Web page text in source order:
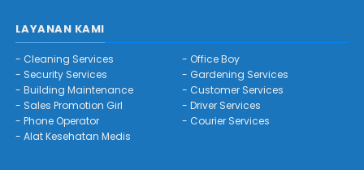
LAYANAN KAMI
- Cleaning Services
- Security Services
- Building Maintenance
- Sales Promotion Girl
- Phone Operator
- Alat Kesehatan Medis
- Office Boy
- Gardening Services
- Customer Services
- Driver Services
- Courier Services